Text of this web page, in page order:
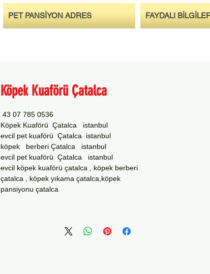
PET PANSİYON ADRES FAYDALI
Köpek Kuaförü Çatalca
0536 785 07 43
Köpek Kuaförü Çatalca istanbul
evcil pet kuaförü Çatalca istanbul
köpek berberi Çatalca istanbul
evcil pet kuaförü Çatalca istanbul
evcil köpek kuaförü çatalca , köpek berberi
çatalca , köpek yıkama çatalca,köpek
pansiyonu çatalca